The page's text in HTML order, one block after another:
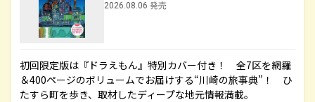
2026.08.06 発売
初回限定版は『ドラえもん』特別カバー付き！ 全7区を網羅
＆400ページのボリュームでお届けする“川崎の旅事典”！ ひ
たすら町を歩き、取材したディープな地元情報満載。